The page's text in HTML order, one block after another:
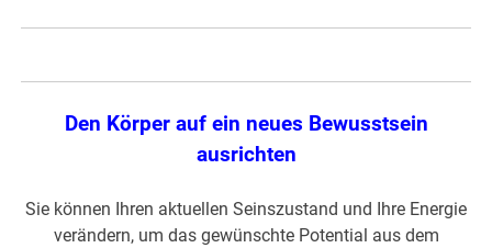
Den Körper auf ein neues Bewusstsein
ausrichten
Sie können Ihren aktuellen Seinszustand und Ihre Energie
verändern, um das gewünschte Potential aus dem